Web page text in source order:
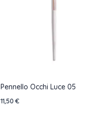
Pennello Occhi Luce 05
11,50€